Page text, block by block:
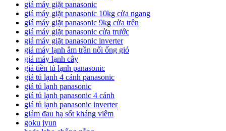
giá máy giặt panasonic
giá máy giặt panasonic 10kg cửa ngang
giá máy giặt panasonic 9kg cửa trên
giá máy giặt panasonic cửa trước
giá máy giặt panasonic inverter
giá máy lạnh âm trần nối ống gió
giá máy lạnh cây
giá tiền tủ lạnh panasonic
giá tủ lạnh 4 cánh panasonic
giá tủ lạnh panasonic
giá tủ lạnh panasonic 4 cánh
giá tủ lạnh panasonic inverter
giảm đau hạ sốt kháng viêm
goku jyun